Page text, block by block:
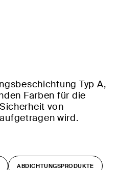
Typ A,
Farben für die
von
wird.
ABDICHTUNGSPRODUKTE